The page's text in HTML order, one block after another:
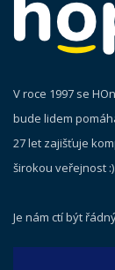
V roce 1997 se
bude lidem
27 let zajišťuje
širokou veřejnost :)
Je nám ctí být